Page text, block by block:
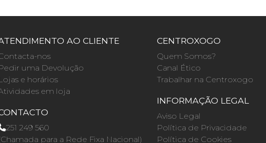
AO CLIENTE
nos
uma Devolução
e horários
em loja
251 249 560
para a Rede Fixa Nacional)
CENTROXOGO
Quem Somos?
Canal Ético
Trabalhar na Centroxogo
INFORMAÇÃO LEGAL
Aviso Legal
Política de Privacidade
Política de Cookies